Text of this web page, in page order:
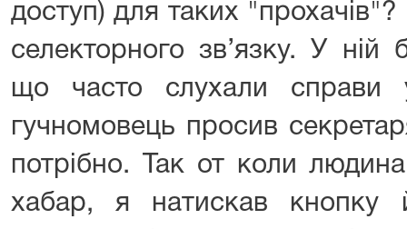
доступ) для таких
селекторного зв’язку. У ній
що часто слухали справи
гучномовець просив
потрібно. Так от коли
хабар, я натискав